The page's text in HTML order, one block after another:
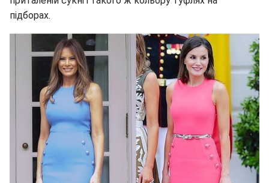
підборах.